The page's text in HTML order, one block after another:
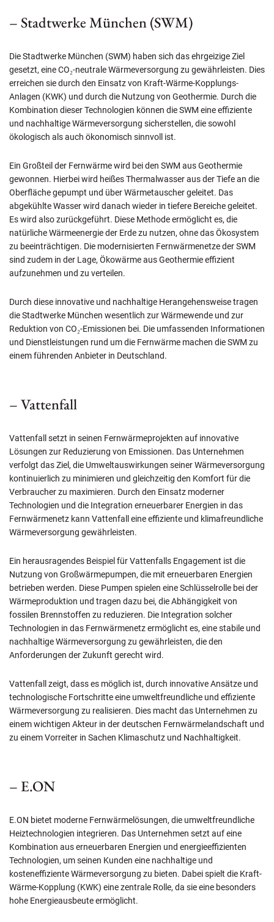
– Stadtwerke München (SWM)
Die Stadtwerke München (SWM) haben sich das ehrgeizige Ziel
gesetzt, eine CO₂-neutrale Wärmeversorgung zu gewährleisten. Dies
erreichen sie durch den Einsatz von Kraft-Wärme-Kopplungs-
Anlagen (KWK) und durch die Nutzung von Geothermie. Durch die
Kombination dieser Technologien können die SWM eine effiziente
und nachhaltige Wärmeversorgung sicherstellen, die sowohl
ökologisch als auch ökonomisch sinnvoll ist.
Ein Großteil der Fernwärme wird bei den SWM aus Geothermie
gewonnen. Hierbei wird heißes Thermalwasser aus der Tiefe an die
Oberfläche gepumpt und über Wärmetauscher geleitet. Das
abgekühlte Wasser wird danach wieder in tiefere Bereiche geleitet.
Es wird also zurückgeführt. Diese Methode ermöglicht es, die
natürliche Wärmeenergie der Erde zu nutzen, ohne das Ökosystem
zu beeinträchtigen. Die modernisierten Fernwärmenetze der SWM
sind zudem in der Lage, Ökowärme aus Geothermie effizient
aufzunehmen und zu verteilen.
Durch diese innovative und nachhaltige Herangehensweise tragen
die Stadtwerke München wesentlich zur Wärmewende und zur
Reduktion von CO₂-Emissionen bei. Die umfassenden Informationen
und Dienstleistungen rund um die Fernwärme machen die SWM zu
einem führenden Anbieter in Deutschland.
– Vattenfall
Vattenfall setzt in seinen Fernwärmeprojekten auf innovative
Lösungen zur Reduzierung von Emissionen. Das Unternehmen
verfolgt das Ziel, die Umweltauswirkungen seiner Wärmeversorgung
kontinuierlich zu minimieren und gleichzeitig den Komfort für die
Verbraucher zu maximieren. Durch den Einsatz moderner
Technologien und die Integration erneuerbarer Energien in das
Fernwärmenetz kann Vattenfall eine effiziente und klimafreundliche
Wärmeversorgung gewährleisten.
Ein herausragendes Beispiel für Vattenfalls Engagement ist die
Nutzung von Großwärmepumpen, die mit erneuerbaren Energien
betrieben werden. Diese Pumpen spielen eine Schlüsselrolle bei der
Wärmeproduktion und tragen dazu bei, die Abhängigkeit von
fossilen Brennstoffen zu reduzieren. Die Integration solcher
Technologien in das Fernwärmenetz ermöglicht es, eine stabile und
nachhaltige Wärmeversorgung zu gewährleisten, die den
Anforderungen der Zukunft gerecht wird.
Vattenfall zeigt, dass es möglich ist, durch innovative Ansätze und
technologische Fortschritte eine umweltfreundliche und effiziente
Wärmeversorgung zu realisieren. Dies macht das Unternehmen zu
einem wichtigen Akteur in der deutschen Fernwärmelandschaft und
zu einem Vorreiter in Sachen Klimaschutz und Nachhaltigkeit.
– E.ON
E.ON bietet moderne Fernwärmelösungen, die umweltfreundliche
Heiztechnologien integrieren. Das Unternehmen setzt auf eine
Kombination aus erneuerbaren Energien und energieeffizienten
Technologien, um seinen Kunden eine nachhaltige und
kosteneffiziente Wärmeversorgung zu bieten. Dabei spielt die Kraft-
Wärme-Kopplung (KWK) eine zentrale Rolle, da sie eine besonders
hohe Energieausbeute ermöglicht.